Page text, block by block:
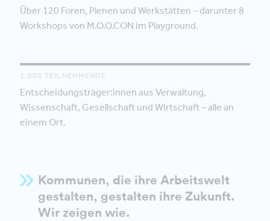
Über 120 Foren, Plenen und Werkstätten – darunter 8
Workshops von M.O.O.CON im Playground.
2.000 TEILNEHMENDE
Entscheidungsträger:innen aus Verwaltung,
Wissenschaft, Gesellschaft und Wirtschaft – alle an
einem Ort.
Kommunen, die ihre Arbeitswelt
gestalten, gestalten ihre Zukunft.
Wir zeigen wie.